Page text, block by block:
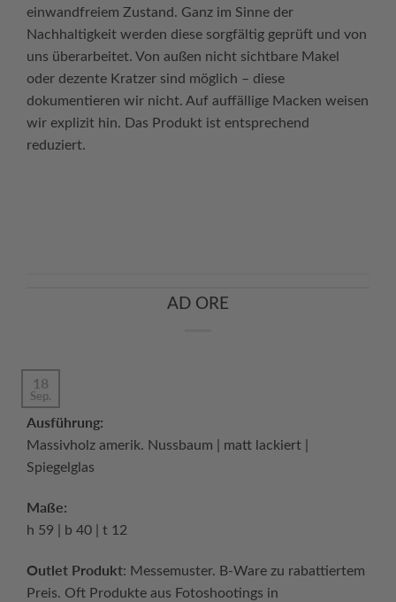
einwandfreiem Zustand. Ganz im Sinne der
Nachhaltigkeit werden diese sorgfältig geprüft und von
uns überarbeitet. Von außen nicht sichtbare Makel
oder dezente Kratzer sind möglich – diese
dokumentieren wir nicht. Auf auffällige Macken weisen
wir explizit hin. Das Produkt ist entsprechend
reduziert.
AD ORE
18
Sep.
Ausführung:
Massivholz amerik. Nussbaum | matt lackiert |
Spiegelglas
Maße:
h 59 | b 40 | t 12
Outlet Produkt: Messemuster. B-Ware zu rabattiertem
Preis. Oft Produkte aus Fotoshootings in